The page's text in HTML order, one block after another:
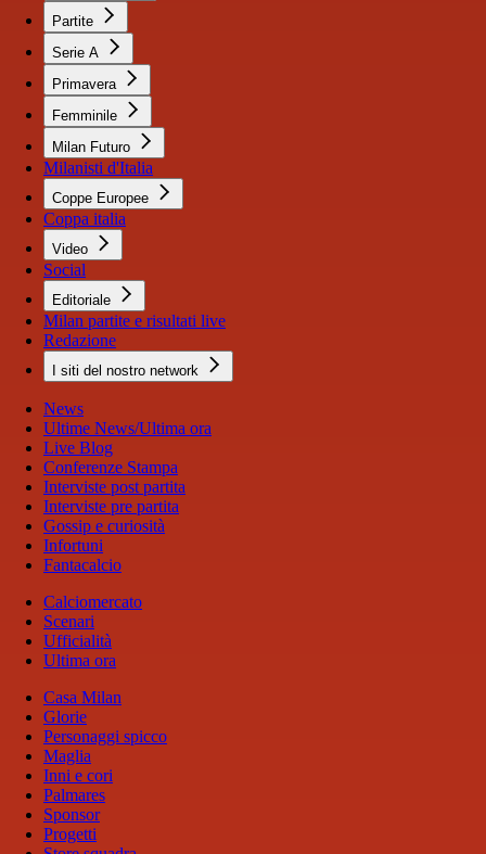
Partite
Serie A
Primavera
Femminile
Milan Futuro
Milanisti d'Italia
Coppe Europee
Coppa italia
Video
Social
Editoriale
Milan partite e risultati live
Redazione
I siti del nostro network
News
Ultime News/Ultima ora
Live Blog
Conferenze Stampa
Interviste post partita
Interviste pre partita
Gossip e curiosità
Infortuni
Fantacalcio
Calciomercato
Scenari
Ufficialità
Ultima ora
Casa Milan
Glorie
Personaggi spicco
Maglia
Inni e cori
Palmares
Sponsor
Progetti